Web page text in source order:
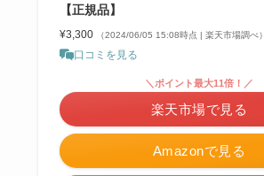
【正規品】
¥3,300 （2024/06/05 15:08時点 | 楽天市場調べ）
口コミを見る
Amazonで見る
＼ポイント最大11倍！／
楽天市場で見る